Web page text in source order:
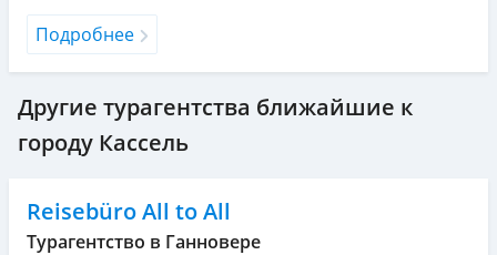
Подробнее
Другие турагентства ближайшие к
городу Кассель
Reisebüro All to All
Турагентство в Ганновере